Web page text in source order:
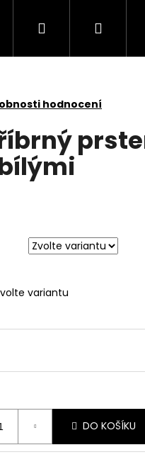
Hledat
hodnocení
bílými
variantu
DO KOŠÍKU